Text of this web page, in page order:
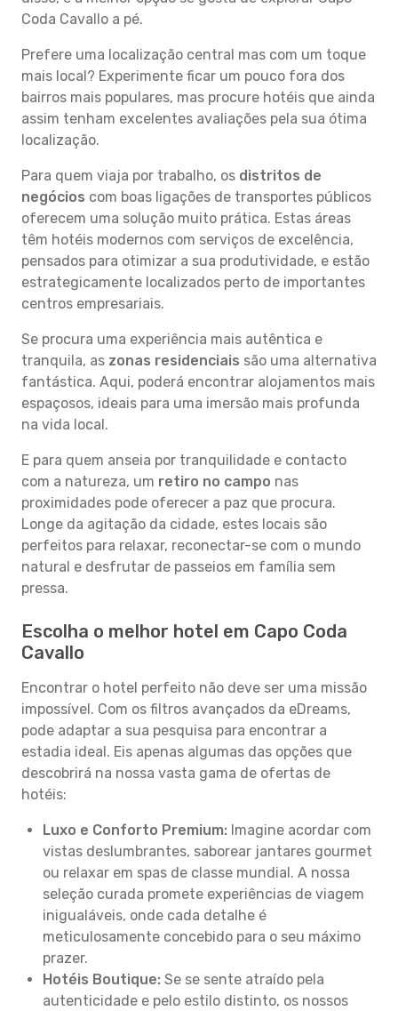
Coda Cavallo a pé.
Prefere uma localização central mas com um toque
mais local? Experimente ficar um pouco fora dos
bairros mais populares, mas procure hotéis que ainda
assim tenham excelentes avaliações pela sua ótima
localização.
Para quem viaja por trabalho, os distritos de
negócios com boas ligações de transportes públicos
oferecem uma solução muito prática. Estas áreas
têm hotéis modernos com serviços de excelência,
pensados para otimizar a sua produtividade, e estão
estrategicamente localizados perto de importantes
centros empresariais.
Se procura uma experiência mais autêntica e
tranquila, as zonas residenciais são uma alternativa
fantástica. Aqui, poderá encontrar alojamentos mais
espaçosos, ideais para uma imersão mais profunda
na vida local.
E para quem anseia por tranquilidade e contacto
com a natureza, um retiro no campo nas
proximidades pode oferecer a paz que procura.
Longe da agitação da cidade, estes locais são
perfeitos para relaxar, reconectar-se com o mundo
natural e desfrutar de passeios em família sem
pressa.
Escolha o melhor hotel em Capo Coda
Cavallo
Encontrar o hotel perfeito não deve ser uma missão
impossível. Com os filtros avançados da eDreams,
pode adaptar a sua pesquisa para encontrar a
estadia ideal. Eis apenas algumas das opções que
descobrirá na nossa vasta gama de ofertas de
hotéis:
Luxo e Conforto Premium: Imagine acordar com
vistas deslumbrantes, saborear jantares gourmet
ou relaxar em spas de classe mundial. A nossa
seleção curada promete experiências de viagem
inigualáveis, onde cada detalhe é
meticulosamente concebido para o seu máximo
prazer.
Hotéis Boutique: Se se sente atraído pela
autenticidade e pelo estilo distinto, os nossos